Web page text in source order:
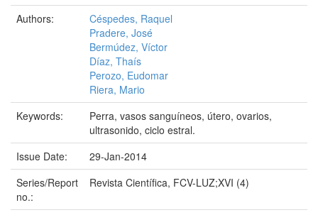
Authors:
Céspedes, Raquel
Pradere, José
Bermúdez, Víctor
Díaz, Thaís
Perozo, Eudomar
Riera, Mario
Keywords:
Perra, vasos sanguíneos, útero, ovarios,
ultrasonido, ciclo estral.
Issue Date:
29-Jan-2014
Series/Report
no.:
Revista Científica, FCV-LUZ;XVI (4)